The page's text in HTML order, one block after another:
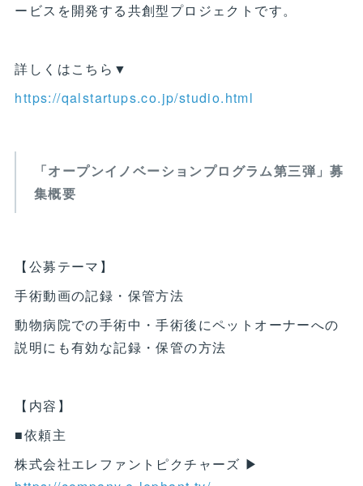
ービスを開発する共創型プロジェクトです。
詳しくはこちら▼
https://qalstartups.co.jp/studio.html
「オープンイノベーションプログラム第三弾」募
集概要
【公募テーマ】
手術動画の記録・保管方法
動物病院での手術中・手術後にペットオーナーへの
説明にも有効な記録・保管の方法
【内容】
■依頼主
株式会社エレファントピクチャーズ ▶